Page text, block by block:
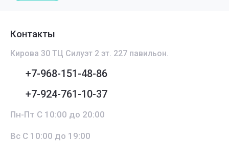
Контакты
Кирова 30 ТЦ Силуэт 2 эт. 227 павильон.
+7-968-151-48-86
+7-924-761-10-37
Пн-Пт С 10:00 до 20:00
Вс С 10:00 до 19:00